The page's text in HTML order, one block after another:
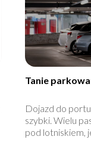
Tanie
Dojazd do
szybki. Wielu
pod lotniskiem,